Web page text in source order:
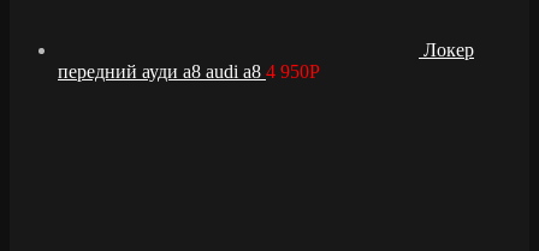
Локер
передний ауди а8 audi a8 4 950Р